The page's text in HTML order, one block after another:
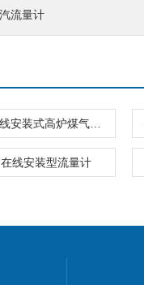
流量计
线安装型流量计